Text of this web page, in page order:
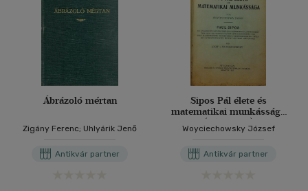
Ábrázoló mértan
Zigány Ferenc; Uhlyárik Jenő
Antikvár partner
Sipos Pál élete és
matematikai munkássága
(kétnyelvű)
Woyciechowsky József
Antikvár partner